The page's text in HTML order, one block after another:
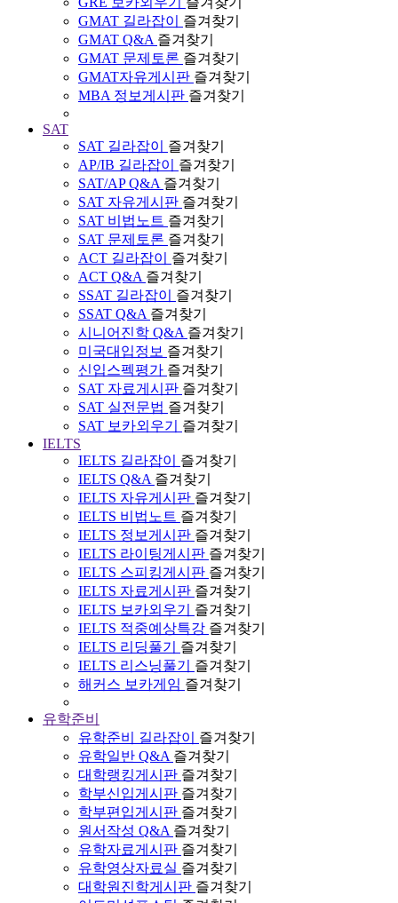
GMAT 길라잡이
즐겨찾기
GMAT Q&A 즐겨찾기
GMAT 문제토론 즐겨찾기
GMAT자유게시판 즐겨찾기
MBA 정보게시판 즐겨찾기
SAT
SAT 길라잡이
즐겨찾기
AP/IB 길라잡이
즐겨찾기
SAT/AP Q&A 즐겨찾기
SAT 자유게시판 즐겨찾기
SAT 비법노트 즐겨찾기
SAT 문제토론 즐겨찾기
ACT 길라잡이
즐겨찾기
ACT Q&A 즐겨찾기
SSAT 길라잡이
즐겨찾기
SSAT Q&A 즐겨찾기
시니어진학 Q&A 즐겨찾기
미국대입정보 즐겨찾기
신입스펙평가 즐겨찾기
SAT 자료게시판 즐겨찾기
SAT 실전문법 즐겨찾기
SAT 보카외우기
즐겨찾기
IELTS
IELTS 길라잡이
즐겨찾기
IELTS Q&A 즐겨찾기
IELTS 자유게시판 즐겨찾기
IELTS 비법노트 즐겨찾기
IELTS 정보게시판 즐겨찾기
IELTS 라이팅게시판 즐겨찾기
IELTS 스피킹게시판 즐겨찾기
IELTS 자료게시판 즐겨찾기
IELTS 보카외우기
즐겨찾기
IELTS 적중예상특강 즐겨찾기
IELTS 리딩풀기
즐겨찾기
IELTS 리스닝풀기
즐겨찾기
해커스 보카게임 즐겨찾기
유학준비
유학준비 길라잡이
즐겨찾기
유학일반 Q&A 즐겨찾기
대학랭킹게시판 즐겨찾기
학부신입게시판 즐겨찾기
학부편입게시판 즐겨찾기
원서작성 Q&A 즐겨찾기
유학자료게시판 즐겨찾기
유학영상자료실 즐겨찾기
대학원진학게시판 즐겨찾기